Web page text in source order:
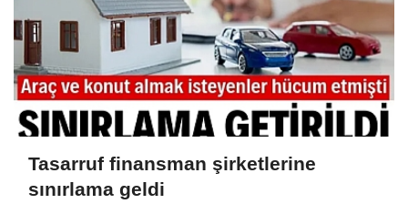
Tasarruf finansman şirketlerine
sınırlama geldi